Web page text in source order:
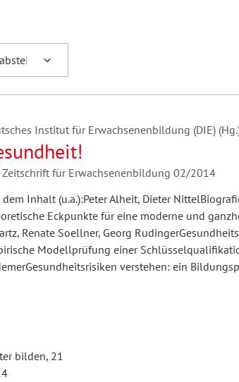
Institut für Erwachsenenbildung (DIE)
Zeitschrift für Erwachsenenbildung 02/2014
dem Inhalt (u.a.):Peter Alheit, Dieter
Eckpunkte für eine moderne und
Renate Soellner, Georg
Modellprüfung einer
verstehen: ein
bilden, 21